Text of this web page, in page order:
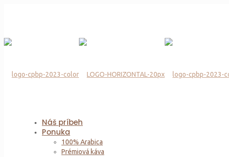
Náš príbeh
Ponuka
100% Arabica
Prémiová káva